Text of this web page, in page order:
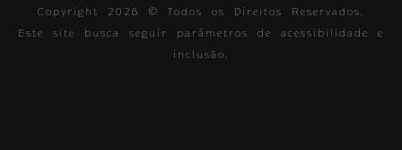
Copyright 2026 © Todos os Direitos Reservados.
Este site busca seguir parâmetros de acessibilidade e
inclusão.